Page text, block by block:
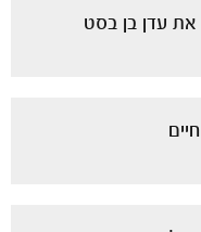
את עדן בן בסט